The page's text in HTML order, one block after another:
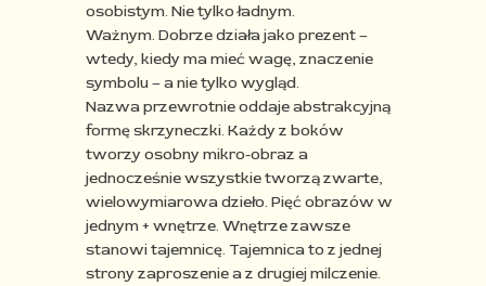
osobistym. Nie tylko ładnym.
Ważnym. Dobrze działa jako prezent –
wtedy, kiedy ma mieć wagę, znaczenie
symbolu – a nie tylko wygląd.
Nazwa przewrotnie oddaje abstrakcyjną
formę skrzyneczki. Każdy z boków
tworzy osobny mikro-obraz a
jednocześnie wszystkie tworzą zwarte,
wielowymiarowa dzieło. Pięć obrazów w
jednym + wnętrze. Wnętrze zawsze
stanowi tajemnicę. Tajemnica to z jednej
strony zaproszenie a z drugiej milczenie.